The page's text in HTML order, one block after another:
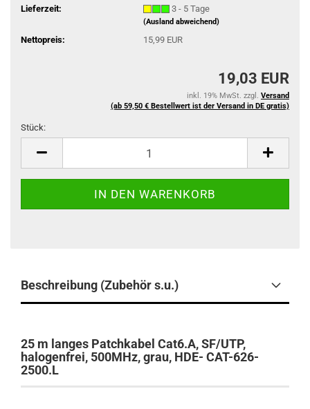
Lieferzeit:
3 - 5 Tage
(Ausland abweichend)
Nettopreis: 15,99 EUR
19,03 EUR
inkl. 19% MwSt. zzgl. Versand
(ab 59,50 € Bestellwert ist der Versand in DE gratis)
Stück:
Beschreibung (Zubehör s.u.)
25 m langes Patchkabel Cat6.A, SF/UTP,
halogenfrei, 500MHz, grau, HDE- CAT-626-
2500.L